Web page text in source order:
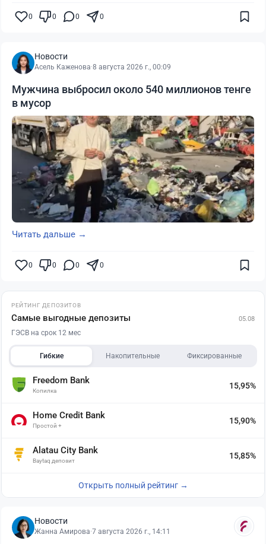
0 0 0 0
Новости
Асель Каженова·8 августа 2026 г., 00:09
Мужчина выбросил около 540 миллионов тенге
в мусор
Читать дальше →
0 0 0 0
РЕЙТИНГ ДЕПОЗИТОВ
Самые выгодные депозиты 05.08
ГЭСВ на срок 12 мес
Гибкие Накопительные Фиксированные
Freedom Bank
Копилка
15,95%
Home Credit Bank
Простой +
15,90%
Alatau City Bank
Baytaq депозит
15,85%
Открыть полный рейтинг →
Новости
Жанна Амирова·7 августа 2026 г., 14:11